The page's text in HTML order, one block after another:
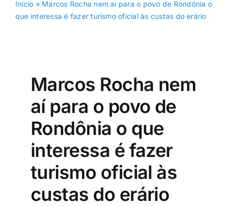
Início » Marcos Rocha nem aí para o povo de Rondônia o
que interessa é fazer turismo oficial às custas do erário
Marcos Rocha nem
aí para o povo de
Rondônia o que
interessa é fazer
turismo oficial às
custas do erário